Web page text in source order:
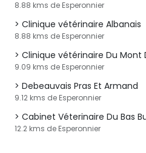
8.88 kms de Esperonnier
Clinique vétérinaire Albanais
8.88 kms de Esperonnier
Clinique vétérinaire Du Mont
9.09 kms de Esperonnier
Debeauvais Pras Et Armand
9.12 kms de Esperonnier
Cabinet Véterinaire Du Bas
12.2 kms de Esperonnier